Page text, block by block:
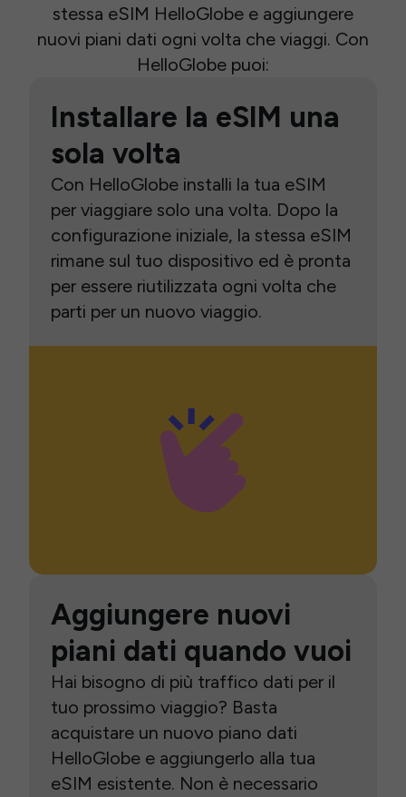
stessa eSIM HelloGlobe e aggiungere
nuovi piani dati ogni volta che viaggi. Con
HelloGlobe puoi:
Installare la eSIM una
sola volta
Con HelloGlobe installi la tua eSIM
per viaggiare solo una volta. Dopo la
configurazione iniziale, la stessa eSIM
rimane sul tuo dispositivo ed è pronta
per essere riutilizzata ogni volta che
parti per un nuovo viaggio.
Aggiungere nuovi
piani dati quando vuoi
Hai bisogno di più traffico dati per il
tuo prossimo viaggio? Basta
acquistare un nuovo piano dati
HelloGlobe e aggiungerlo alla tua
eSIM esistente. Non è necessario